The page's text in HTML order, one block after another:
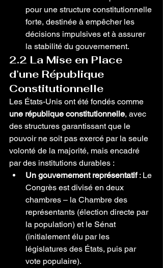
pour une structure constitutionnelle
forte, destinée à empêcher les
décisions impulsives et à assurer
la stabilité du gouvernement.
2.2 La Mise en Place
d’une République
Constitutionnelle
Les États-Unis ont été fondés comme
une république constitutionnelle, avec
des structures garantissant que le
pouvoir ne soit pas exercé par la seule
volonté de la majorité, mais encadré
par des institutions durables :
Un gouvernement représentatif : Le
Congrès est divisé en deux
chambres – la Chambre des
représentants (élection directe par
la population) et le Sénat
(initialement élu par les
législatures des États, puis par
vote populaire).